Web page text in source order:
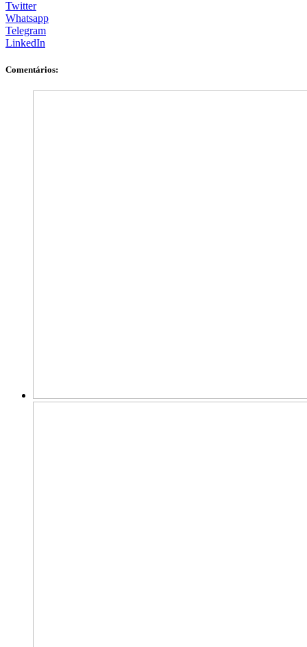
Twitter
Whatsapp
Telegram
LinkedIn
Comentários: